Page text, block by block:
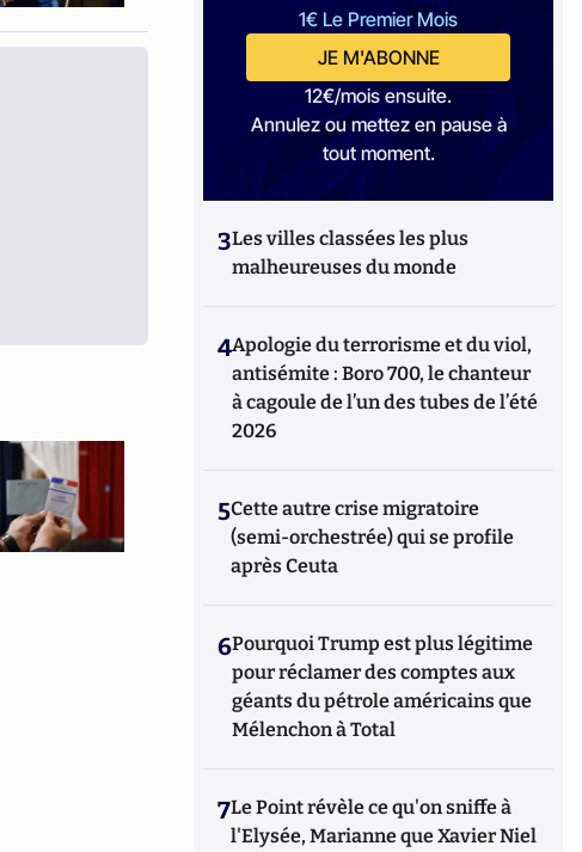
1€ Le Premier Mois
JE M'ABONNE
12€/mois ensuite.
Annulez ou mettez en pause à
tout moment.
3Les villes classées les plus
malheureuses du monde
4Apologie du terrorisme et du viol,
antisémite : Boro 700, le chanteur
à cagoule de l’un des tubes de l’été
2026
5Cette autre crise migratoire
(semi-orchestrée) qui se profile
après Ceuta
6Pourquoi Trump est plus légitime
pour réclamer des comptes aux
géants du pétrole américains que
Mélenchon à Total
7Le Point révèle ce qu'on sniffe à
l'Elysée, Marianne que Xavier Niel